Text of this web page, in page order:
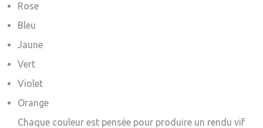
Rose
Bleu
Jaune
Vert
Violet
Orange
Chaque couleur est pensée pour produire un rendu vif